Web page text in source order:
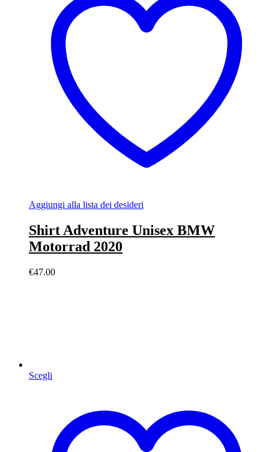
Aggiungi alla lista dei desideri
Shirt Adventure Unisex BMW
Motorrad 2020
€47.00
Scegli